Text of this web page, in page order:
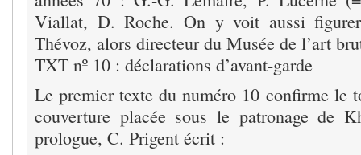
Viallat, D. Roche. On y voit aussi
Thévoz, alors directeur du Musée de l’art
TXT nº 10 : déclarations d’avant-garde
Le premier texte du numéro 10 confirme le
couverture placée sous le patronage de
prologue, C. Prigent écrit :